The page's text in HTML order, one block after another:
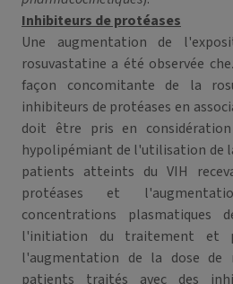
Inhibiteurs de protéases
Une augmentation de
rosuvastatine a été observée
façon concomitante de la
inhibiteurs de protéases en
doit être pris en
hypolipémiant de l'utilisation de
patients atteints du VIH
protéases et
concentrations plasmatiques
l'initiation du traitement et
l'augmentation de la dose de
patients traités avec des